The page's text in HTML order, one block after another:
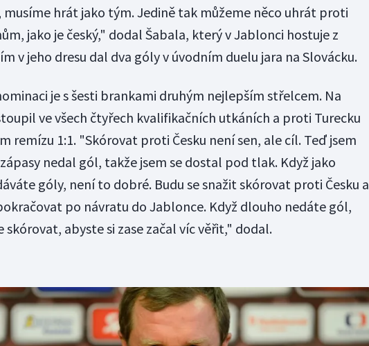
hrát jako tým. Jedině tak můžeme něco uhrát proti
jako je český," dodal Šabala, který v Jablonci hostuje z
v jeho dresu dal dva góly v úvodním duelu jara na Slovácku.
je s šesti brankami druhým nejlepším střelcem. Na
ve všech čtyřech kvalifikačních utkáních a proti Turecku
remízu 1:1. "Skórovat proti Česku není sen, ale cíl. Teď jsem
nedal gól, takže jsem se dostal pod tlak. Když jako
góly, není to dobré. Budu se snažit skórovat proti Česku a
po návratu do Jablonce. Když dlouho nedáte gól,
abyste si zase začal víc věřit," dodal.